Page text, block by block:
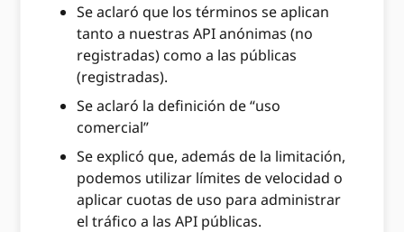
Se aclaró que los términos se aplican
tanto a nuestras API anónimas (no
registradas) como a las públicas
(registradas).
Se aclaró la definición de “uso
comercial”
Se explicó que, además de la limitación,
podemos utilizar límites de velocidad o
aplicar cuotas de uso para administrar
el tráfico a las API públicas.